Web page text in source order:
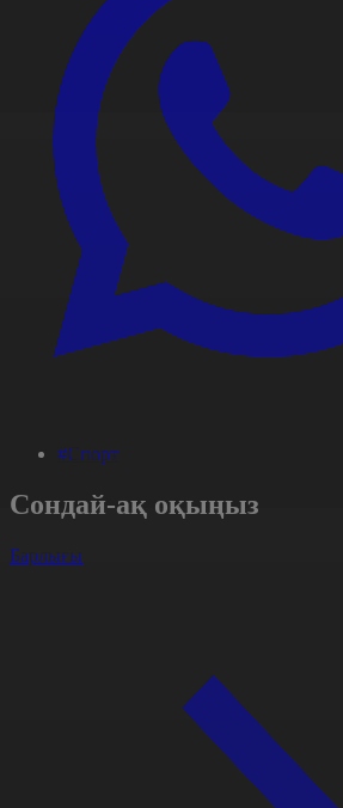
#Спорт
Сондай-ақ оқыңыз
Барлығы